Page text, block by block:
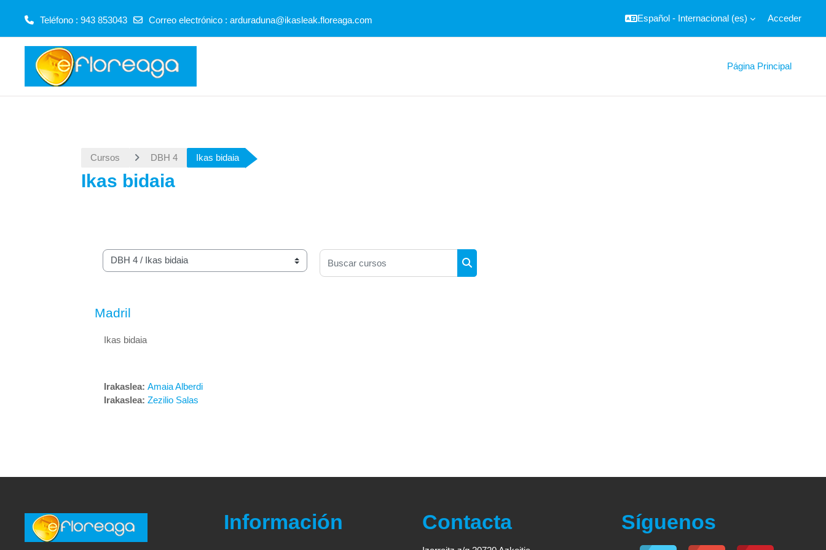
Teléfono : 943 853043 Correo electrónico : arduraduna@ikasleak.floreaga.com Español - Internacional ‎(es)‎ Acceder
Página Principal
Cursos DBH 4 Ikas bidaia
Ikas bidaia
Categorías
Buscar cursos
Madril
Ikas bidaia
Irakaslea: Amaia Alberdi
Irakaslea: Zezilio Salas
Información Contacta Síguenos